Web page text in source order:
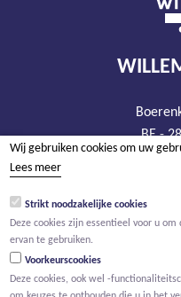
BE -
tel
BTW
Wij gebruiken cookies om uw
Lees meer
Strikt noodzakelijke cookies
Deze cookies zijn essentieel voor u
ervan te gebruiken.
Voorkeurscookies
Deze cookies, ook wel -